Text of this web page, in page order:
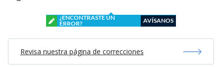
¿ENCONTRASTE UN
ERROR?
AVÍSANOS
Revisa nuestra página de correcciones